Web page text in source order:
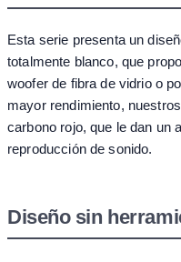
Esta serie presenta un
totalmente blanco, que
woofer de fibra de vidrio o
mayor rendimiento,
carbono rojo, que le dan un
reproducción de sonido.
Diseño sin